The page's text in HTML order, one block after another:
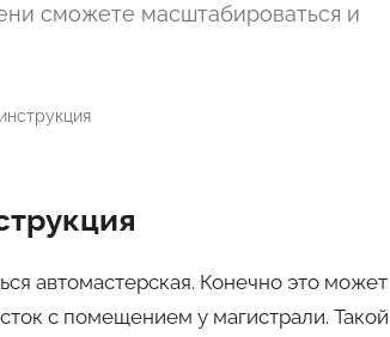
сможете масштабироваться и
автомастерская. Конечно это может
с помещением у магистрали. Такой